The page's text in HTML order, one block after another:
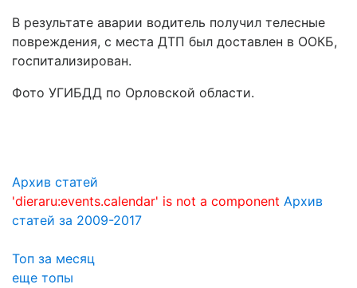
В результате аварии водитель получил телесные
повреждения, с места ДТП был доставлен в ООКБ,
госпитализирован.
Фото УГИБДД по Орловской области.
Архив статей
'dieraru:events.calendar' is not a component Архив
статей за 2009-2017
Топ за месяц
еще топы